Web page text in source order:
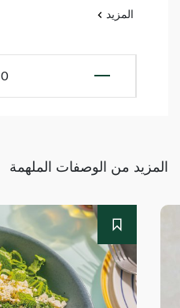
المزيد
0
المزيد من الوصفات الملهمة